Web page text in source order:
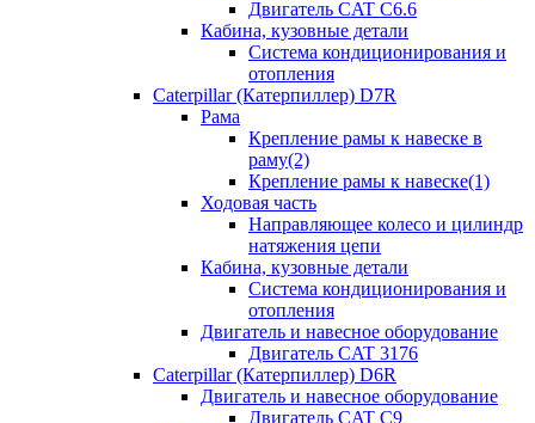
Двигатель CAT C6.6
Кабина, кузовные детали
Система кондиционирования и
отопления
Caterpillar (Катерпиллер) D7R
Рама
Крепление рамы к навеске в
раму(2)
Крепление рамы к навеске(1)
Ходовая часть
Направляющее колесо и цилиндр
натяжения цепи
Кабина, кузовные детали
Система кондиционирования и
отопления
Двигатель и навесное оборудование
Двигатель CAT 3176
Caterpillar (Катерпиллер) D6R
Двигатель и навесное оборудование
Двигатель CAT C9